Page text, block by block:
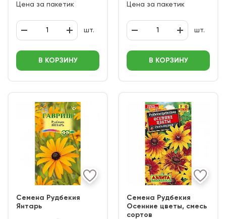
Цена за пакетик
шт.
В КОРЗИНУ
Цена за пакетик
шт.
В КОРЗИНУ
Семена Рудбекия
Янтарь
Семена Рудбекия
Осенние цветы, смесь
сортов